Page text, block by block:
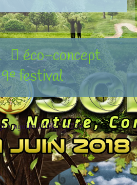
éco-concept
9ᵉ festival
• Inguilim 2006 - 2024